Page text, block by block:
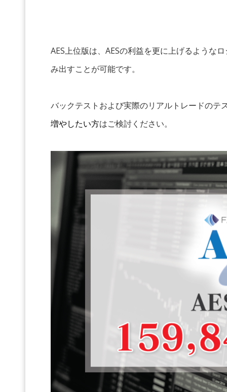
AES上位版は、AESの利益を更に上げるような
み出すことが可能です。
バックテストおよび実際のリアルトレードのテ
増やしたい方はご検討ください。